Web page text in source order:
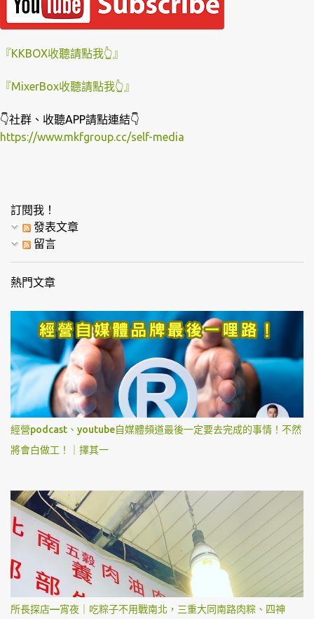
『KKBOX收聽請點我👆』
『MixerBox收聽請點我👆』
👇社群、收聽APP請點連結👇
https://www.mkfgroup.cc/self-media
訂閱我！
發表文章
留言
熱門文章
經營podcast、youtube自媒體頻道最後一定要去完成的事情！不然
將會白做工！｜擇其一
所長探店—宵夜｜吃粽子不用戰南北，三重大同南路肉粽、四神